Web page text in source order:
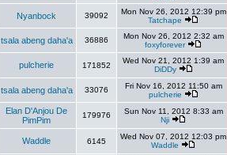
Nyanbock 39092
Mon Nov 26, 2012 12:39 pm
Tatchape
tsala abeng daha'a 36886
Mon Nov 26, 2012 2:32 am
foxyforever
pulcherie 171852
Wed Nov 21, 2012 1:39 am
DiDDy
tsala abeng daha'a 33076
Fri Nov 16, 2012 11:50 am
pulcherie
Elan D'Anjou De
PimPim
179976
Sun Nov 11, 2012 8:33 am
Nji
Waddle 6145
Wed Nov 07, 2012 12:03 pm
Waddle